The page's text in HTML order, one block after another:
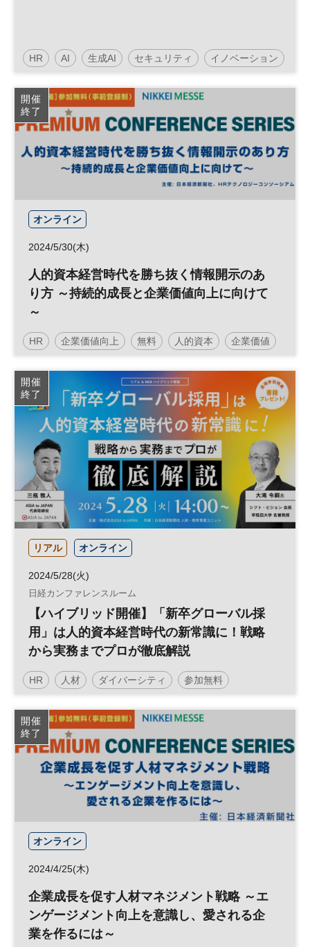
HR AI 生成AI セキュリティ イノベーション
人工知能 テクノロジー 情報セキュリティ
展示会 DX 参加無料
開催
終了
オンライン
2024/5/30(木)
人的資本経営時代を勝ち抜く情報開示のあ
り方 ～持続的成長と企業価値向上に向けて
～
HR 企業価値向上 無料 人的資本 企業価値
DX
日経プレミアム・カンファレンス・シリーズ
開催
終了
リアル オンライン
2024/5/28(火)
日経カンファレンスルーム
【ハイブリッド開催】「新卒グローバル採
用」は人的資本経営時代の新常識に！戦略
から実務までプロが徹底解説
HR 人材 ダイバーシティ 参加無料
開催
終了
オンライン
2024/4/25(木)
企業成長を促す人材マネジメント戦略 ～エ
ンゲージメント向上を意識し、愛される企
業を作るには～